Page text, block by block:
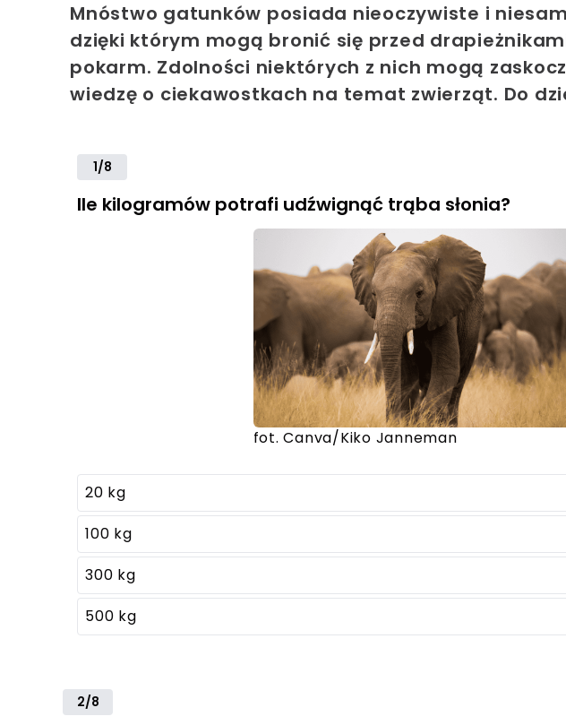
Mnóstwo gatunków posiada nieoczywiste i
dzięki którym mogą bronić się przed
pokarm. Zdolności niektórych z nich mogą
wiedzę o ciekawostkach na temat zwierząt. Do
1/8
Ile kilogramów potrafi udźwignąć trąba słonia?
fot. Canva/Kiko Janneman
20 kg
100 kg
300 kg
500 kg
2/8